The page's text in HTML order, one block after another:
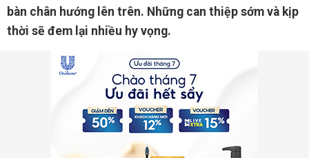
bàn chân hướng lên trên. Những can thiệp sớm và kịp
thời sẽ đem lại nhiều hy vọng.